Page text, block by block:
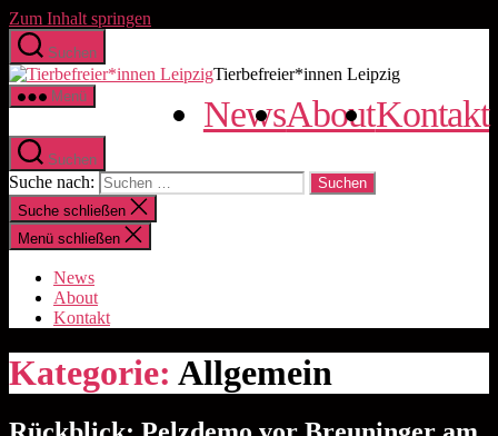
Zum Inhalt springen
Suchen
Tierbefreier*innen Leipzig
Menü NewsAboutKontakt
Suchen
Suche nach:
Suche schließen
Menü schließen
News
About
Kontakt
Kategorie: Allgemein